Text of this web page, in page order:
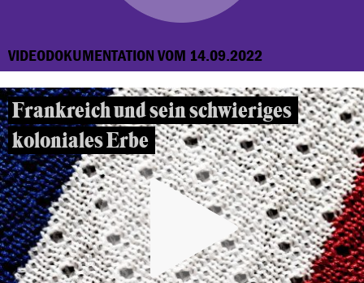
VIDEODOKUMENTATION VOM 14.09.2022
Frankreich und sein schwieriges
koloniales Erbe